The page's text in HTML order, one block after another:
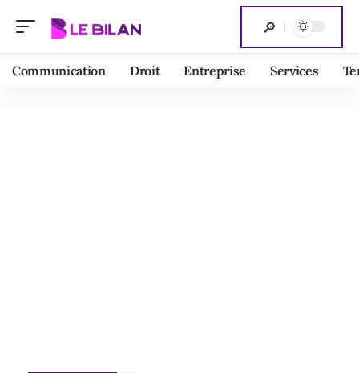
Communication Droit Entreprise Services